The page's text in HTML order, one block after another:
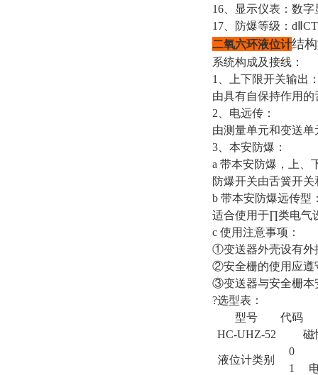
16、显示仪表：数
17、防爆等级：
二氧六环液位计结
系统构成及接线：
1、上下限开关输出
由具有自保持作用
2、电远传：
由测量单元和变送
3、本安防爆：
a 带本安防爆，上、
防爆开关由舌簧开
b 带本安防爆远传型
适合使用于∏类电气
c 使用注意事项：
①变送器外壳设有外
②安全栅的使用应遵
③变送器与安全栅本
?选型表：
型号
代码
HC-UHZ-52
磁
液位计类别
0
1